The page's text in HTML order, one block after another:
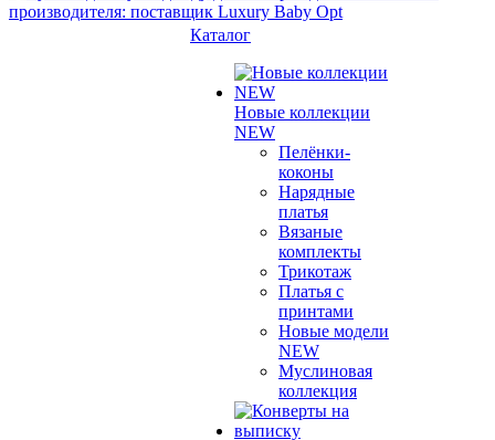
Каталог
Новые коллекции
NEW
Пелёнки-
коконы
Нарядные
платья
Вязаные
комплекты
Трикотаж
Платья с
принтами
Новые модели
NEW
Муслиновая
коллекция